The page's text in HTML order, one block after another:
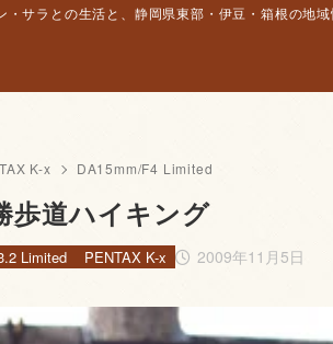
サラとの生活と、静岡県東部・伊豆・箱根の地域
K-x DA15mm/F4 Limited
歩道ハイキング
2009年11月5日
Limited PENTAX K-x